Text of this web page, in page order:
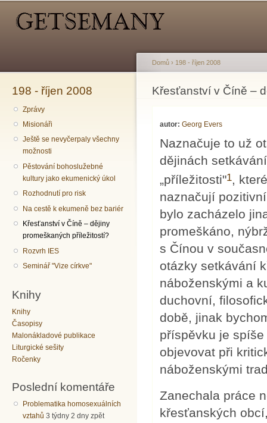
198 - říjen 2008
Zprávy
Misionáři
Ještě se nevyčerpaly všechny
možnosti
Pěstování bohoslužebné
kultury jako ekumenický úkol
Rozhodnutí pro risk
Na cestě k ekumeně bez bariér
Křesťanství v Číně – dějiny
promeškaných příležitostí?
Rozvrh IES
Seminář "Vize církve"
Knihy
Knihy
Časopisy
Malonákladové publikace
Liturgické sešity
Ročenky
Poslední komentáře
Problematika homosexuálních
vztahů 3 týdny 2 dny zpět
Jste zde
Domů › 198 - říjen 2008
Křesťanství v Číně –
autor:Georg Evers
Naznačuje to už
dějinách
„příležitosti"1,
naznačují
bylo zacházelo
promeškáno,
s Čínou v
otázky setkávání
náboženskými a
duchovní,
době, jinak
příspěvku je
objevovat při
náboženskými
Zanechala práce
křesťanských